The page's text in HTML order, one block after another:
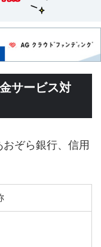
サービス対
ぞら銀行、信用